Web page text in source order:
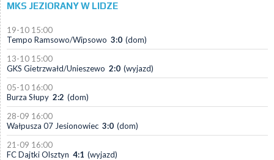
MKS JEZIORANY W LIDZE
19-10 15:00
Tempo Ramsowo/Wipsowo 3:0 (dom)
13-10 15:00
GKS Gietrzwałd/Unieszewo 2:0 (wyjazd)
05-10 16:00
Burza Słupy 2:2 (dom)
28-09 16:00
Wałpusza 07 Jesionowiec 3:0 (dom)
21-09 16:00
FC Dajtki Olsztyn 4:1 (wyjazd)